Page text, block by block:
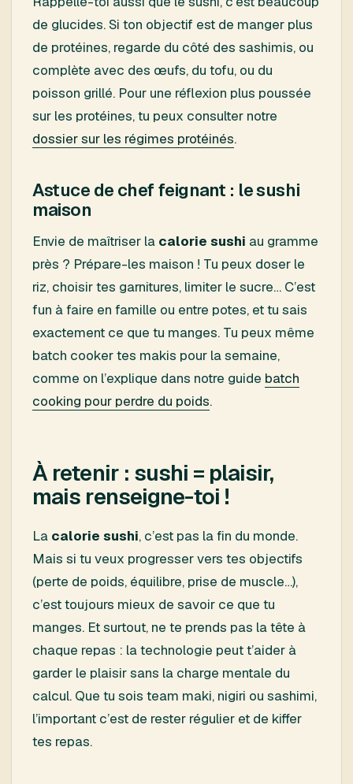
de glucides. Si ton objectif est de manger plus
de protéines, regarde du côté des sashimis, ou
complète avec des œufs, du tofu, ou du
poisson grillé. Pour une réflexion plus poussée
sur les protéines, tu peux consulter notre
dossier sur les régimes protéinés.
Astuce de chef feignant : le sushi
maison
Envie de maîtriser la calorie sushi au gramme
près ? Prépare-les maison ! Tu peux doser le
riz, choisir tes garnitures, limiter le sucre… C’est
fun à faire en famille ou entre potes, et tu sais
exactement ce que tu manges. Tu peux même
batch cooker tes makis pour la semaine,
comme on l’explique dans notre guide batch
cooking pour perdre du poids.
À retenir : sushi = plaisir,
mais renseigne-toi !
La calorie sushi, c’est pas la fin du monde.
Mais si tu veux progresser vers tes objectifs
(perte de poids, équilibre, prise de muscle…),
c’est toujours mieux de savoir ce que tu
manges. Et surtout, ne te prends pas la tête à
chaque repas : la technologie peut t’aider à
garder le plaisir sans la charge mentale du
calcul. Que tu sois team maki, nigiri ou sashimi,
l’important c’est de rester régulier et de kiffer
tes repas.